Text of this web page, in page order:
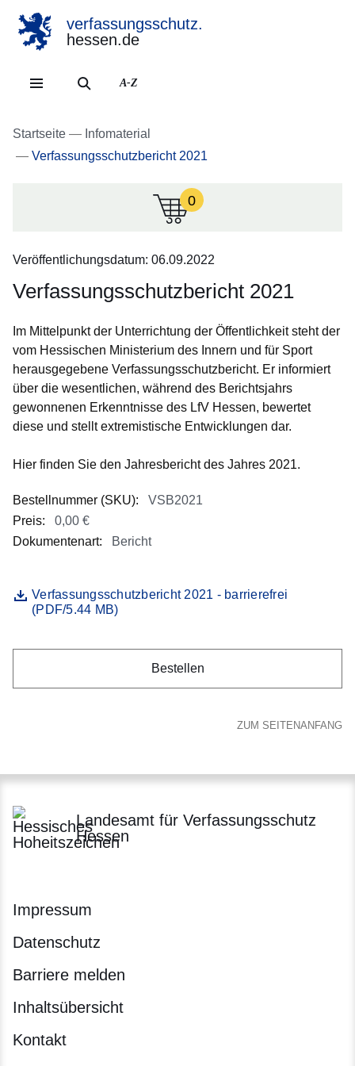
verfassungsschutz.
hessen.de
A-Z
Startseite
Infomaterial
Verfassungsschutzbericht 2021
0:Zur
keine
in
Warenkorb.:
Veröffentlichungsdatum: 06.09.2022
Verfassungsschutzbericht 2021
Im Mittelpunkt der Unterrichtung der Öffentlichkeit steht der
vom Hessischen Ministerium des Innern und für Sport
herausgegebene Verfassungsschutzbericht. Er informiert
über die wesentlichen, während des Berichtsjahrs
gewonnenen Erkenntnisse des LfV Hessen, bewertet
diese und stellt extremistische Entwicklungen dar.
Hier finden Sie den Jahresbericht des Jahres 2021.
Bestellnummer (SKU):
VSB2021
Preis:
0,00 €
0,00 €
Dokumentenart: Bericht
DateiVerfassungsschutzbericht 2021 - barrierefrei
(PDF/5.44 MB)
Öffnet sich in einem neuen Fenster
Bestellen
ZUM SEITENANFANG
Landesamt für Verfassungsschutz
Hessen
Impressum
Datenschutz
Barriere melden
Inhaltsübersicht
Kontakt